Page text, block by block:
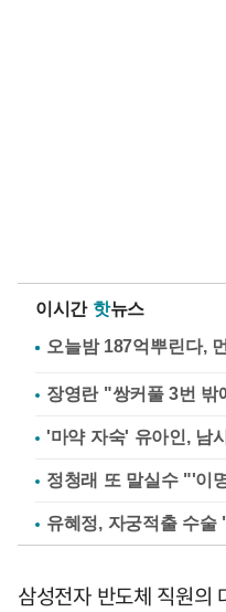
이시간 핫뉴스
장영란 "쌍커풀 3번
'마약 자숙' 유아인, 남
정청래 또 말실수 "'이
유혜정, 자궁적출 수
삼성전자 반도체 직원의